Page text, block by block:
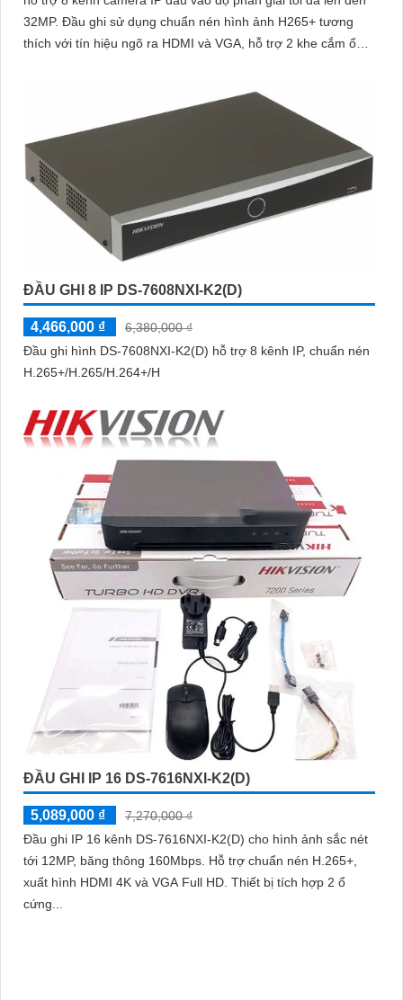
Camera Hikvision không chỉ mang đến sự an toàn và bảo vệ cho
ngôi nhà hoặc doanh nghiệp của bạn, mà còn là lựa chọn thông
Hy vọng rằng bài viết giới thiệu trên sẽ giúp bạn thu hút được
khách hàng quan tâm đến sản phẩm Camera Hikvision giá rẻ và
chất lượng.
32MP. Đầu ghi sử dụng chuẩn nén hình ảnh H265+ tương
thích với tín hiệu ngõ ra HDMI và VGA, hỗ trợ 2 khe cắm ổ
ĐẦU GHI 8 IP DS-7608NXI-K2(D)
4,466,000 ₫
6,380,000 ₫
Đầu ghi hình DS-7608NXI-K2(D) hỗ trợ 8 kênh IP, chuẩn nén
H.265+/H.265/H.264+/H
ĐẦU GHI IP 16 DS-7616NXI-K2(D)
5,089,000 ₫
7,270,000 ₫
Đầu ghi IP 16 kênh DS-7616NXI-K2(D) cho hình ảnh sắc nét
tới 12MP, băng thông 160Mbps. Hỗ trợ chuẩn nén H.265+,
xuất hình HDMI 4K và VGA Full HD. Thiết bị tích hợp 2 ổ
cứng...